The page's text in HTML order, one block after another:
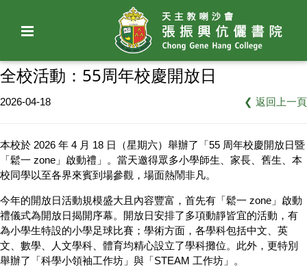
全校活動：55周年校慶開放日
2026-04-18 ❮ 返回上一頁
本校於 2026 年 4 月 18 日（星期六）舉辦了「55 周年校慶開放日暨
「鬆一 zone」啟動禮」。當天邀得眾多小學師生、家長、舊生、本
校同學以至各界來賓到場參觀，場面熱鬧非凡。
今年的開放日活動規模盛大且內容豐富，首先有「鬆一 zone」啟動
禮儀式為開放日揭開序幕。開放日安排了多項動靜皆宜的活動，有
為小學生特設的小學足球比賽；學術方面，各學科包括中文、英
文、數學、人文學科、體育均精心設立了學科攤位。此外，更特別
舉辦了「科學小領袖工作坊」與「STEAM 工作坊」。